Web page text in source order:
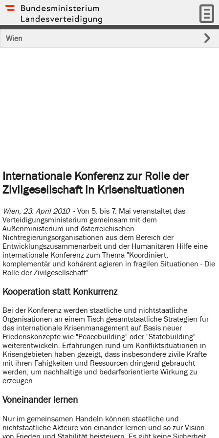
Wien
Internationale Konferenz zur Rolle der
Zivilgesellschaft in Krisensituationen
Wien, 23. April 2010 - Von 5. bis 7. Mai veranstaltet das
Verteidigungsministerium gemeinsam mit dem
Außenministerium und österreichischen
Nichtregierungsorganisationen aus dem Bereich der
Entwicklungszusammenarbeit und der Humanitären Hilfe eine
internationale Konferenz zum Thema "Koordiniert,
komplementär und kohärent agieren in fragilen Situationen - Die
Rolle der Zivilgesellschaft".
Kooperation statt Konkurrenz
Bei der Konferenz werden staatliche und nichtstaatliche
Organisationen an einem Tisch gesamtstaatliche Strategien für
das internationale Krisenmanagement auf Basis neuer
Friedenskonzepte wie "Peacebuilding" oder "Statebuilding"
weiterentwickeln. Erfahrungen rund um Konfliktsituationen in
Krisengebieten haben gezeigt, dass insbesondere zivile Kräfte
mit ihren Fähigkeiten und Ressourcen dringend gebraucht
werden, um nachhaltige und bedarfsorientierte Wirkung zu
erzeugen.
Voneinander lernen
Nur im gemeinsamen Handeln können staatliche und
nichtstaatliche Akteure von einander lernen und so zur Vision